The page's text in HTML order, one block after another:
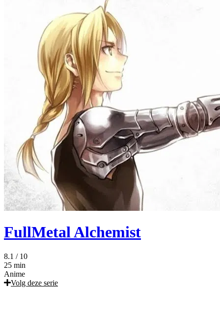
FullMetal Alchemist
8.1 / 10
25 min
Anime
Volg deze serie